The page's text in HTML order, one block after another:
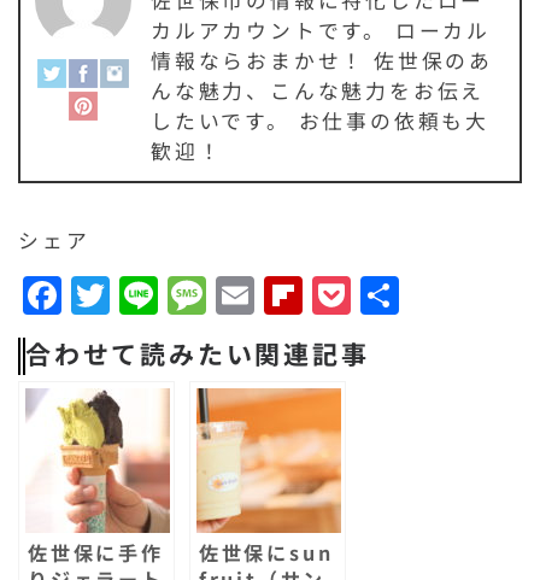
カルアカウントです。 ローカル
情報ならおまかせ！ 佐世保のあ
んな魅力、こんな魅力をお伝え
したいです。 お仕事の依頼も大
歓迎！
シェア
F
a
c
e
b
o
o
k
T
w
it
t
e
r
Li
n
e
M
e
s
s
a
g
e
E
m
a
il
F
li
p
b
o
a
r
d
P
o
c
合わせて読みたい関連記事
佐世保に手作
佐世保にsun